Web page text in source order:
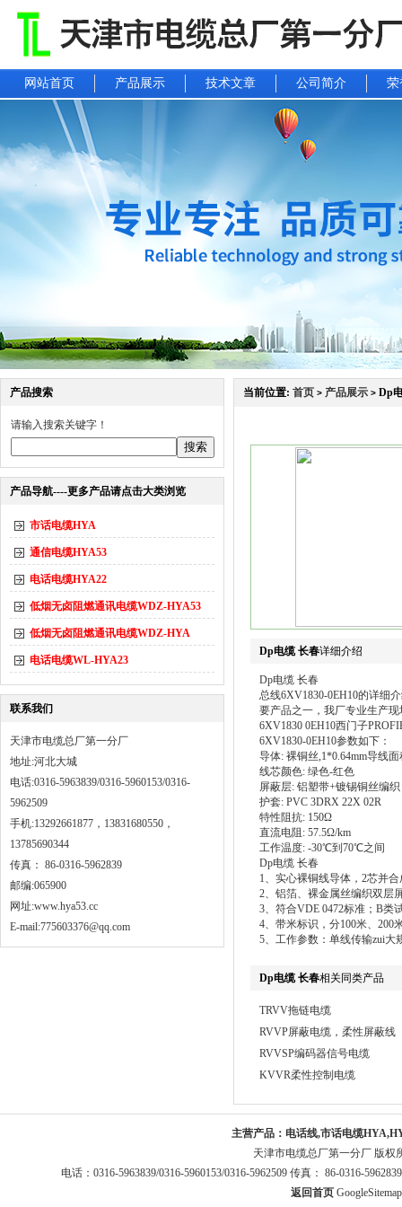
网站首页 产品展示 技术文章 公司简介 荣
产品搜索
请输入搜索关键字！
产品导航----更多产品请点击大类浏览
市话电缆HYA
通信电缆HYA53
电话电缆HYA22
低烟无卤阻燃通讯电缆WDZ-HYA53
低烟无卤阻燃通讯电缆WDZ-HYA
电话电缆WL-HYA23
联系我们
天津市电缆总厂第一分厂
地址:河北大城
电话:0316-5963839/0316-5960153/0316-
5962509
手机:13292661877，13831680550，
13785690344
传真： 86-0316-5962839
邮编:065900
网址:www.hya53.cc
E-mail:775603376@qq.com
当前位置: 首页 > 产品展示 > Dp
Dp电缆 长春详细介绍
Dp电缆 长春
总线6XV1830-0EH10的详细
要产品之一，我厂专业生产
6XV1830 0EH10西门子
6XV1830-0EH10参数如下：
导体: 裸铜丝,1*0.64mm导线面
线芯颜色: 绿色-红色
屏蔽层: 铝塑带+镀锡铜丝编织
护套: PVC 3DRX 22X 02R
特性阻抗: 150Ω
直流电阻: 57.5Ω/km
工作温度: -30℃到70℃之间
Dp电缆 长春
1、实心裸铜线导体，2芯并
2、铝箔、裸金属丝编织双层
3、符合VDE 0472标准；B类
4、带米标识，分100米、200
5、工作参数：单线传输zui大
Dp电缆 长春相关同类产品
TRVV拖链电缆
RVVP屏蔽电缆，柔性屏蔽线
RVVSP编码器信号电缆
KVVR柔性控制电缆
主营产品： 电话线,市话电缆
天津市电缆总厂第一分厂 版权
电话：0316-5963839/0316-5960153/0316-5962509 传真： 86-0316-
返回首页 GoogleSitemap